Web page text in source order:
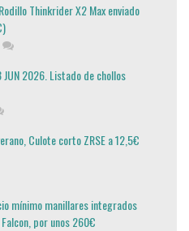
Thinkrider X2 Max enviado
2026. Listado de chollos
Culote corto ZRSE a 12,5€
mínimo manillares integrados
por unos 260€